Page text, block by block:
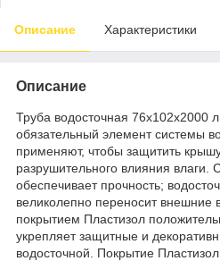
Описание Характеристики
Описание
Труба водосточная
обязательный элемент системы
применяют, чтобы защитить
разрушительного влияния влаги.
обеспечивает прочность;
великолепно переносит внешние
покрытием Пластизол
укрепляет защитные и
водосточной. Покрытие